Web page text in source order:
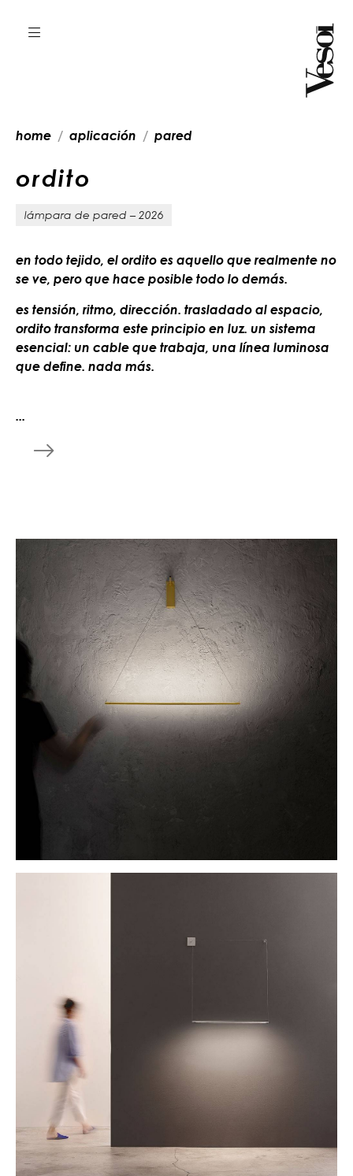
home aplicación pared
ordito
lámpara de pared – 2026
en todo tejido, el ordito es aquello que realmente no
se ve, pero que hace posible todo lo demás.
es tensión, ritmo, dirección. trasladado al espacio,
ordito transforma este principio en luz. un sistema
esencial: un cable que trabaja, una línea luminosa
que define. nada más.
...